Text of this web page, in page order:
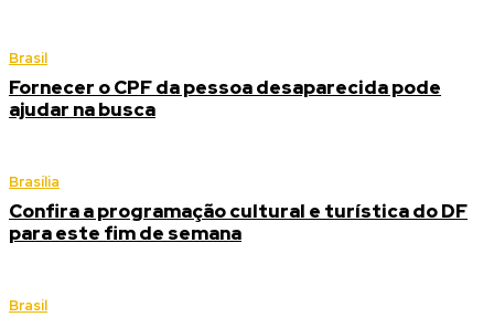
Brasil
Fornecer o CPF da pessoa desaparecida pode
ajudar na busca
Brasília
Confira a programação cultural e turística do DF
para este fim de semana
Brasil